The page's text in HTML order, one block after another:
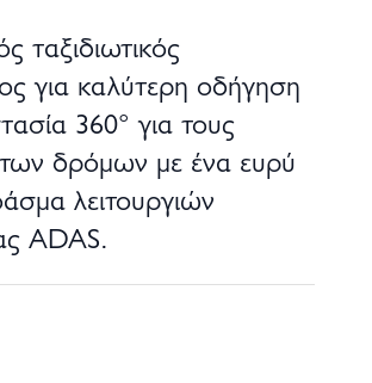
ταξιδιωτικός
για καλύτερη οδήγηση
360° για τους
δρόμων με ένα ευρύ
λειτουργιών
ADAS.